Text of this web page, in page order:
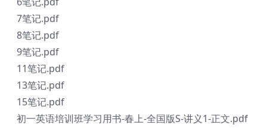
7笔记.pdf
8笔记.pdf
9笔记.pdf
11笔记.pdf
13笔记.pdf
15笔记.pdf
初一英语培训班学习用书-春上-全国版S-讲义1-正文.pdf